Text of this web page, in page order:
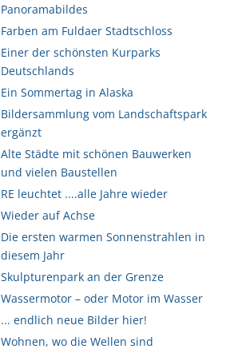
Panoramabildes
Farben am Fuldaer Stadtschloss
Einer der schönsten Kurparks
Deutschlands
Ein Sommertag in Alaska
Bildersammlung vom Landschaftspark
ergänzt
Alte Städte mit schönen Bauwerken
und vielen Baustellen
RE leuchtet ....alle Jahre wieder
Wieder auf Achse
Die ersten warmen Sonnenstrahlen in
diesem Jahr
Skulpturenpark an der Grenze
Wassermotor – oder Motor im Wasser
... endlich neue Bilder hier!
Wohnen, wo die Wellen sind